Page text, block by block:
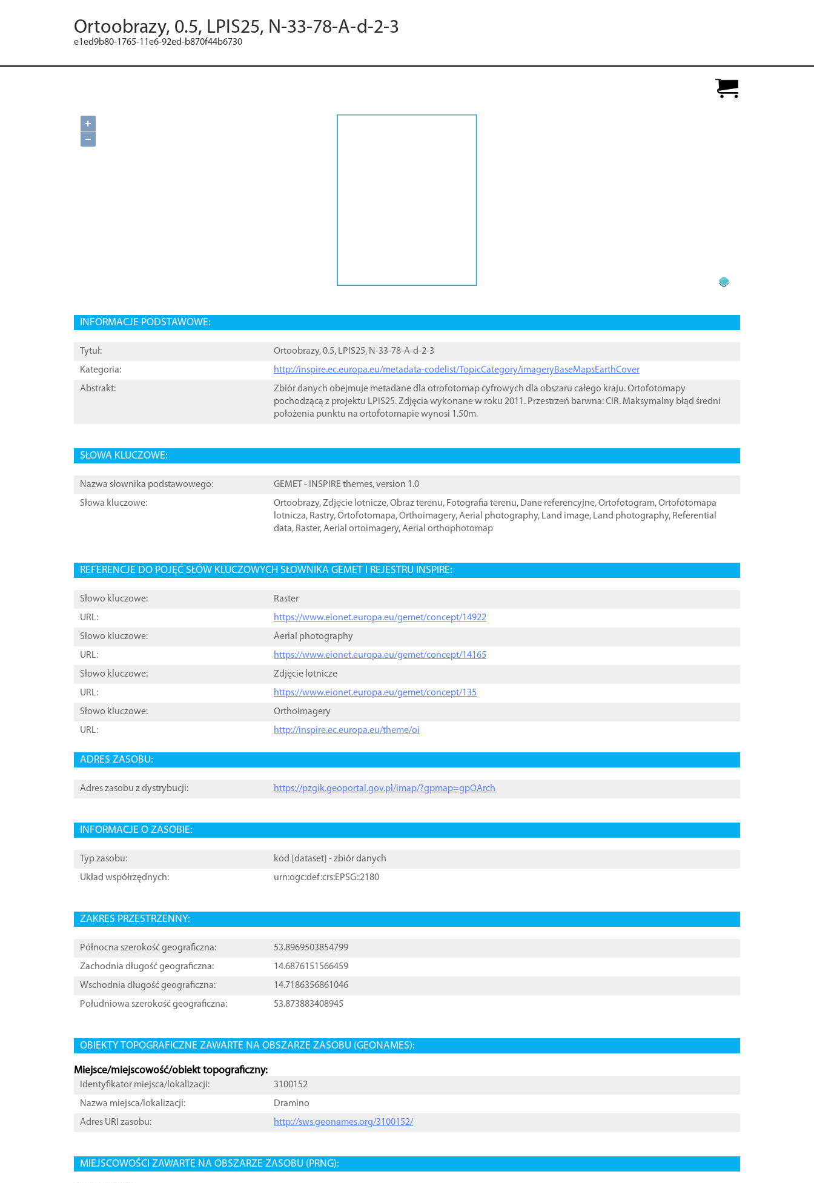
Ortoobrazy, 0.5, LPIS25, N-33-78-A-d-2-3
e1ed9b80-1765-11e6-92ed-b870f44b6730
+
−
INFORMACJE PODSTAWOWE:
Tytuł:
Ortoobrazy, 0.5, LPIS25, N-33-78-A-d-2-3
Kategoria:
http://inspire.ec.europa.eu/metadata-codelist/TopicCategory/imageryBaseMapsEarthCover
Abstrakt:
Zbiór danych obejmuje metadane dla otrofotomap cyfrowych dla obszaru całego kraju. Ortofotomapy
pochodzącą z projektu LPIS25. Zdjęcia wykonane w roku 2011. Przestrzeń barwna: CIR. Maksymalny błąd średni
położenia punktu na ortofotomapie wynosi 1.50m.
SŁOWA KLUCZOWE:
Nazwa słownika podstawowego:
GEMET - INSPIRE themes, version 1.0
Słowa kluczowe:
Ortoobrazy,Zdjęcie lotnicze,Obraz terenu, Fotografia terenu, Dane referencyjne,Ortofotogram,Ortofotomapa
lotnicza, Rastry,Ortofotomapa,Orthoimagery,Aerial photography, Land image, Land photography, Referential
data, Raster,Aerial ortoimagery,Aerial orthophotomap
REFERENCJE DO POJĘĆ SŁÓW KLUCZOWYCH SŁOWNIKA GEMET I REJESTRU INSPIRE:
Słowo kluczowe:
Raster
URL:
https://www.eionet.europa.eu/gemet/concept/14922
Słowo kluczowe:
Aerial photography
URL:
https://www.eionet.europa.eu/gemet/concept/14165
Słowo kluczowe:
Zdjęcie lotnicze
URL:
https://www.eionet.europa.eu/gemet/concept/135
Słowo kluczowe:
Orthoimagery
URL:
http://inspire.ec.europa.eu/theme/oi
ADRES ZASOBU:
Adres zasobu z dystrybucji: https://pzgik.geoportal.gov.pl/imap/?gpmap=gpOArch
INFORMACJE O ZASOBIE:
Typ zasobu: kod [ dataset ] - zbiór danych
Układ współrzędnych:
urn:ogc:def:crs:EPSG::2180
ZAKRES PRZESTRZENNY:
Północna szerokość geograficzna:
53.8969503854799
Zachodnia długość geograficzna:
14.6876151566459
Wschodnia długość geograficzna:
14.7186356861046
Południowa szerokość geograficzna:
53.873883408945
OBIEKTY TOPOGRAFICZNE ZAWARTE NA OBSZARZE ZASOBU (GEONAMES):
Miejsce/miejscowość/obiekt topograficzny:
Identyfikator miejsca/lokalizacji:
3100152
Nazwa miejsca/lokalizacji:
Dramino
Adres URI zasobu:
http://sws.geonames.org/3100152/
MIEJSCOWOŚCI ZAWARTE NA OBSZARZE ZASOBU (PRNG):